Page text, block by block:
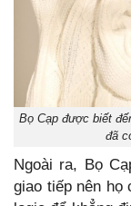
Bọ Cạp được biết
đã
Ngoài ra, Bọ
giao tiếp nên họ